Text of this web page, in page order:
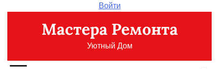
содержимому
Войти
Мастера Ремонта
Уютный Дом